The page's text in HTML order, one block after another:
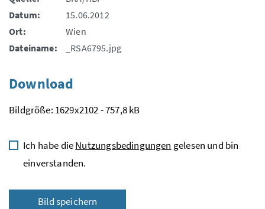
Datum:
15.06.2012
Ort:
Wien
Dateiname:
_RSA6795.jpg
Download
Bildgröße: 1629x2102 - 757,8 kB
Ich habe dieNutzungsbedingungen gelesen und bin
einverstanden.
Bild speichern